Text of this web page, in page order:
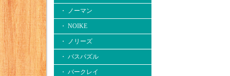
・ ノーマン
・ NOIKE
・ ノリーズ
・ バスパズル
・ バークレイ